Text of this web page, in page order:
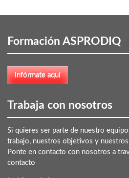
Formación ASPRODIQ
Trabaja con nosotros
Si quieres ser parte de nuestro
trabajo, nuestros objetivos y
Ponte en contacto con nosotros a
contacto